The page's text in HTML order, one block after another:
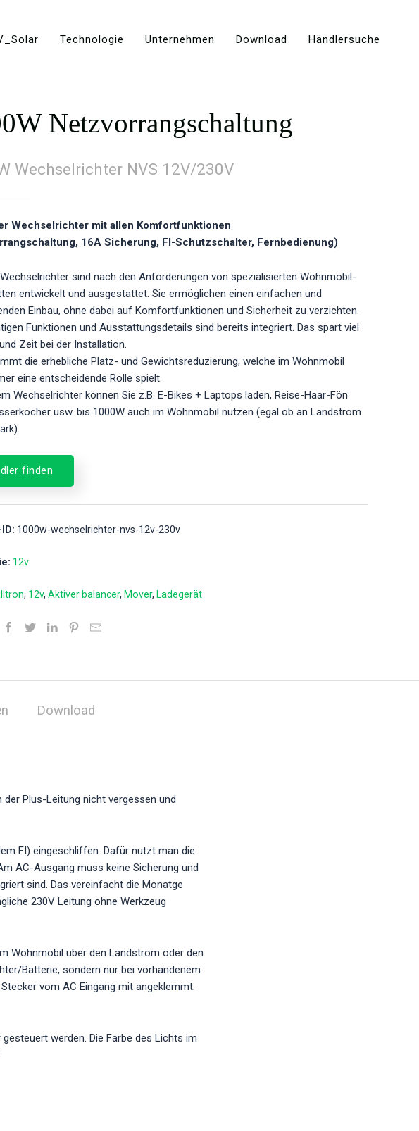
Technologie Unternehmen Download Händlersuche
Netzvorrangschaltung
Wechselrichter NVS 12V/230V
Wechselrichter mit allen Komfortfunktionen
16A Sicherung, FI-Schutzschalter, Fernbedienung)
sind nach den Anforderungen von spezialisierten Wohnmobil-
entwickelt und ausgestattet. Sie ermöglichen einen einfachen und
Einbau, ohne dabei auf Komfortfunktionen und Sicherheit zu verzichten.
Funktionen und Ausstattungsdetails sind bereits integriert. Das spart viel
Zeit bei der Installation.
die erhebliche Platz- und Gewichtsreduzierung, welche im Wohnmobil
eine entscheidende Rolle spielt.
Wechselrichter können Sie z.B. E-Bikes + Laptops laden, Reise-Haar-Fön
usw. bis 1000W auch im Wohnmobil nutzen (egal ob an Landstrom
finden
1000w-wechselrichter-nvs-12v-230v
12v
12v Aktiver balancer Mover Ladegerät
Download
Plus-Leitung nicht vergessen und
FI) eingeschliffen. Dafür nutzt man die
AC-Ausgang muss keine Sicherung und
sind. Das vereinfacht die Monatge
230V Leitung ohne Werkzeug
Wohnmobil über den Landstrom oder den
Batterie, sondern nur bei vorhandenem
vom AC Eingang mit angeklemmt.
werden. Die Farbe des Lichts im